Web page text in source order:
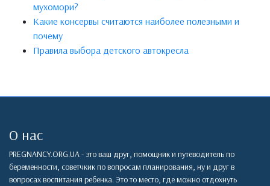
мухомори?
Какие консервы считаются наиболее полезными и
почему
Правила выбора детского автокресла
О нас
PREGNANCY.ORG.UA - это ваш друг, помощник и путеводитель по
беременности, советчкик по вопросам планирования, ну и друг в
вопросах воспитания ребенка. Это то место, где можно отдохнуть